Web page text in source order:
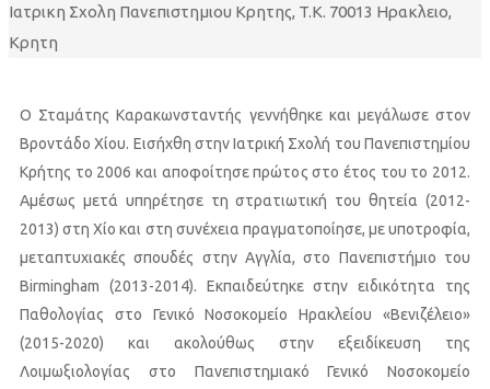
Ιατρικη Σχολη Πανεπιστημιου Κρητης, T.K. 70013 Ηρακλειο,
Κρητη
Ο Σταμάτης Καρακωνσταντής γεννήθηκε και μεγάλωσε στον
Βροντάδο Χίου. Εισήχθη στην Ιατρική Σχολή του Πανεπιστημίου
Κρήτης το 2006 και αποφοίτησε πρώτος στο έτος του το 2012.
Αμέσως μετά υπηρέτησε τη στρατιωτική του θητεία (2012-
2013) στη Χίο και στη συνέχεια πραγματοποίησε, με υποτροφία,
μεταπτυχιακές σπουδές στην Αγγλία, στο Πανεπιστήμιο του
Birmingham (2013-2014). Εκπαιδεύτηκε στην ειδικότητα της
Παθολογίας στο Γενικό Νοσοκομείο Ηρακλείου «Βενιζέλειο»
(2015-2020) και ακολούθως στην εξειδίκευση της
Λοιμωξιολογίας στο Πανεπιστημιακό Γενικό Νοσοκομείο